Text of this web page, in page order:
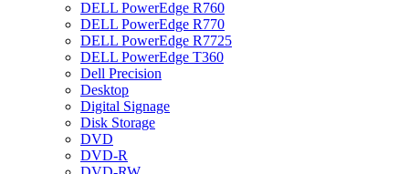
DELL PowerEdge R760
DELL PowerEdge R770
DELL PowerEdge R7725
DELL PowerEdge T360
Dell Precision
Desktop
Digital Signage
Disk Storage
DVD
DVD-R